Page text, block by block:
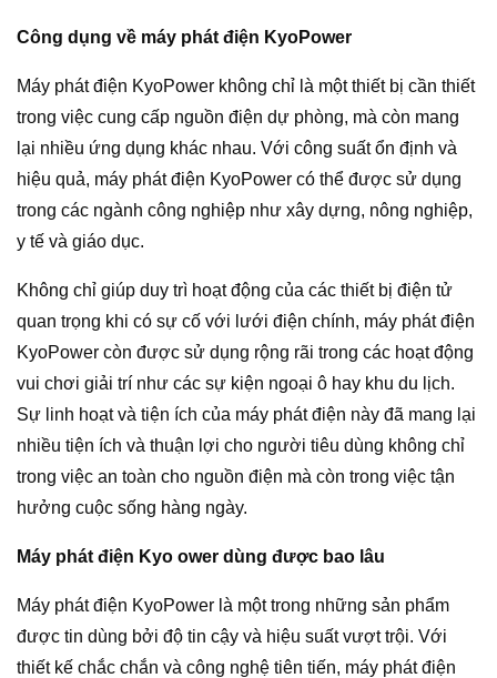
Công dụng về máy phát điện KyoPower
Máy phát điện KyoPower không chỉ là một thiết bị cần thiết
trong việc cung cấp nguồn điện dự phòng, mà còn mang
lại nhiều ứng dụng khác nhau. Với công suất ổn định và
hiệu quả, máy phát điện KyoPower có thể được sử dụng
trong các ngành công nghiệp như xây dựng, nông nghiệp,
y tế và giáo dục.
Không chỉ giúp duy trì hoạt động của các thiết bị điện tử
quan trọng khi có sự cố với lưới điện chính, máy phát điện
KyoPower còn được sử dụng rộng rãi trong các hoạt động
vui chơi giải trí như các sự kiện ngoại ô hay khu du lịch.
Sự linh hoạt và tiện ích của máy phát điện này đã mang lại
nhiều tiện ích và thuận lợi cho người tiêu dùng không chỉ
trong việc an toàn cho nguồn điện mà còn trong việc tận
hưởng cuộc sống hàng ngày.
Máy phát điện Kyo ower dùng được bao lâu
Máy phát điện KyoPower là một trong những sản phẩm
được tin dùng bởi độ tin cậy và hiệu suất vượt trội. Với
thiết kế chắc chắn và công nghệ tiên tiến, máy phát điện